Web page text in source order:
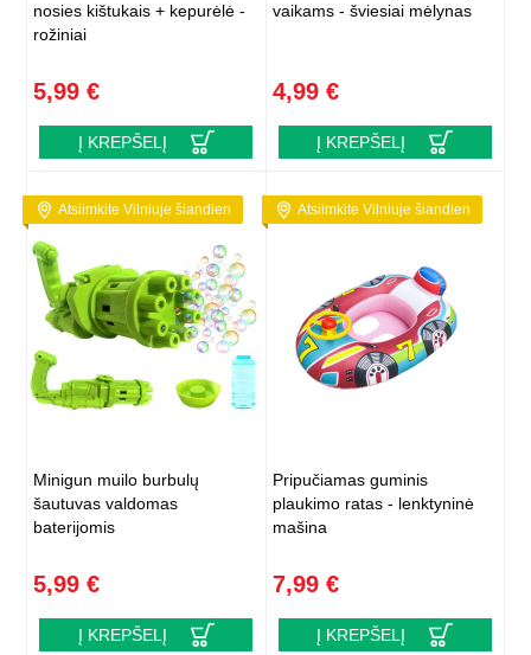
nosies kištukais + kepurėlė -
rožiniai
5,99 €
Į KREPŠELĮ
vaikams - šviesiai mėlynas
4,99 €
Į KREPŠELĮ
Atsiimkite Vilniuje šiandien
Minigun muilo burbulų
šautuvas valdomas
baterijomis
5,99 €
Į KREPŠELĮ
Atsiimkite Vilniuje šiandien
Pripučiamas guminis
plaukimo ratas - lenktyninė
mašina
7,99 €
Į KREPŠELĮ